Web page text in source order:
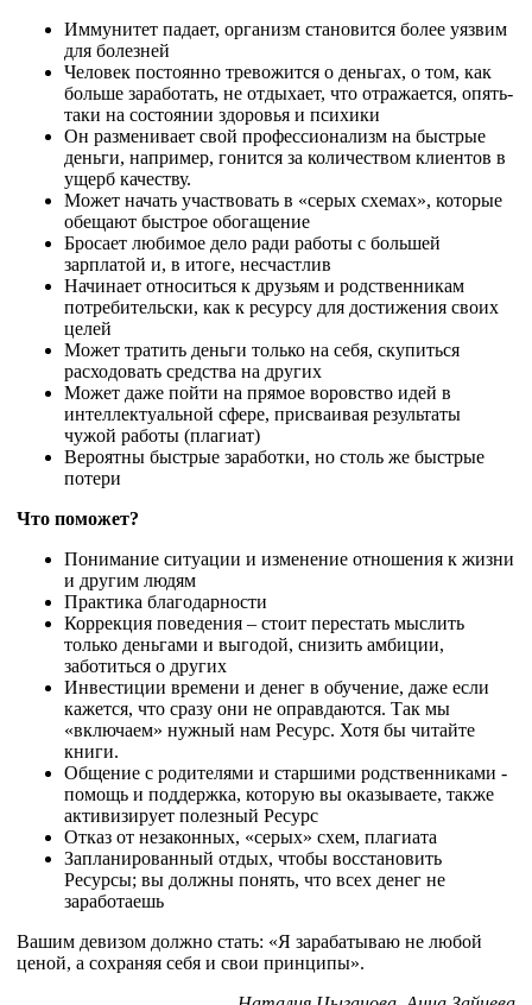
Иммунитет падает, организм становится более уязвим
для болезней
Человек постоянно тревожится о деньгах, о том, как
больше заработать, не отдыхает, что отражается, опять-
таки на состоянии здоровья и психики
Он разменивает свой профессионализм на быстрые
деньги, например, гонится за количеством клиентов в
ущерб качеству.
Может начать участвовать в «серых схемах», которые
обещают быстрое обогащение
Бросает любимое дело ради работы с большей
зарплатой и, в итоге, несчастлив
Начинает относиться к друзьям и родственникам
потребительски, как к ресурсу для достижения своих
целей
Может тратить деньги только на себя, скупиться
расходовать средства на других
Может даже пойти на прямое воровство идей в
интеллектуальной сфере, присваивая результаты
чужой работы (плагиат)
Вероятны быстрые заработки, но столь же быстрые
потери
Что поможет?
Понимание ситуации и изменение отношения к жизни
и другим людям
Практика благодарности
Коррекция поведения – стоит перестать мыслить
только деньгами и выгодой, снизить амбиции,
заботиться о других
Инвестиции времени и денег в обучение, даже если
кажется, что сразу они не оправдаются. Так мы
«включаем» нужный нам Ресурс. Хотя бы читайте
книги.
Общение с родителями и старшими родственниками -
помощь и поддержка, которую вы оказываете, также
активизирует полезный Ресурс
Отказ от незаконных, «серых» схем, плагиата
Запланированный отдых, чтобы восстановить
Ресурсы; вы должны понять, что всех денег не
заработаешь
Вашим девизом должно стать: «Я зарабатываю не любой
ценой, а сохраняя себя и свои принципы».